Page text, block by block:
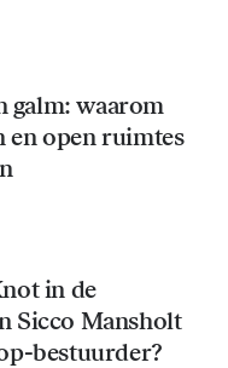
galm: waarom
en open ruimtes
in de
Sicco Mansholt
bestuurder?